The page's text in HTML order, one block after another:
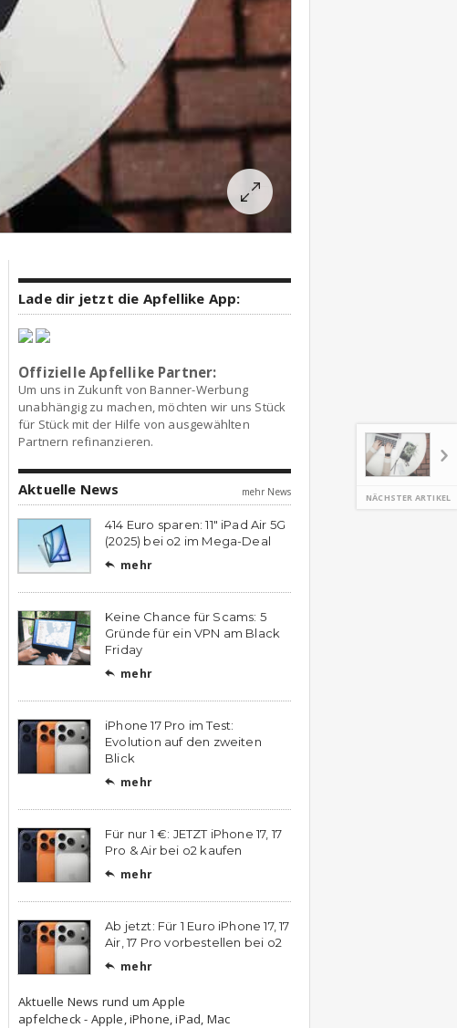
NÄCHSTER ARTIKEL
Lade dir jetzt die Apfellike App:
Offizielle Apfellike Partner:
Um uns in Zukunft von Banner-Werbung
unabhängig zu machen, möchten wir uns Stück
für Stück mit der Hilfe von ausgewählten
Partnern refinanzieren.
Aktuelle News mehr News
414 Euro sparen: 11″ iPad Air 5G
(2025) bei o2 im Mega-Deal
 mehr
Keine Chance für Scams: 5
Gründe für ein VPN am Black
Friday
 mehr
iPhone 17 Pro im Test:
Evolution auf den zweiten
Blick
 mehr
Für nur 1 €: JETZT iPhone 17, 17
Pro & Air bei o2 kaufen
 mehr
Ab jetzt: Für 1 Euro iPhone 17, 17
Air, 17 Pro vorbestellen bei o2
 mehr
Aktuelle News rund um Apple
apfelcheck - Apple, iPhone, iPad, Mac